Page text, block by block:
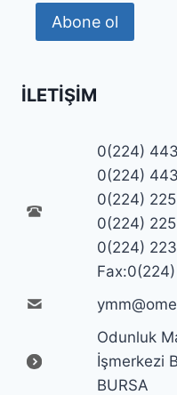
Abone ol
İLETIŞIM
0(224)
0(224)
0(224)
0(224)
0(224)
Odunluk
İşmerkezi
BURSA